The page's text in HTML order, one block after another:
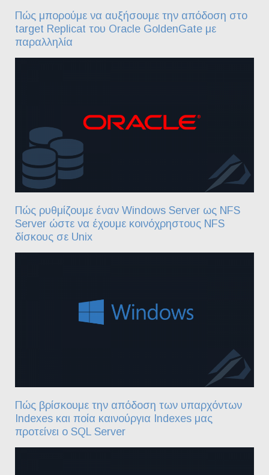
Πώς μπορούμε να αυξήσουμε την απόδοση στο
target Replicat του Oracle GoldenGate με
παραλληλία
Πώς ρυθμίζουμε έναν Windows Server ως NFS
Server ώστε να έχουμε κοινόχρηστους NFS
δίσκους σε Unix
Πώς βρίσκουμε την απόδοση των υπαρχόντων
Indexes και ποία καινούργια Indexes μας
προτείνει ο SQL Server